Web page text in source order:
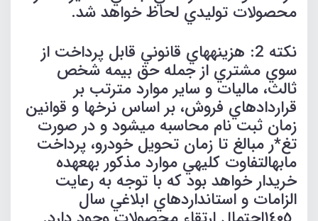
محصولات توليدي لحاظ خواهد شد.
نكته 2: هزينههاي قانوني قابل پرداخت از
سوي مشتري از جمله حق بيمه شخص
ثالث، ماليات و ساير موارد مترتب بر
قراردادهاي فروش، بر اساس نرخها و قوانين
زمان ثبت نام محاسبه ميشود و در صورت
تغ*ر مبالغ تا زمان تحويل خودرو، پرداخت
مابهالتفاوت كليهي موارد مذكور بهعهده
خريدار خواهد بود كه با توجه به رعايت
الزامات و استانداردهاي ابلاغي سال